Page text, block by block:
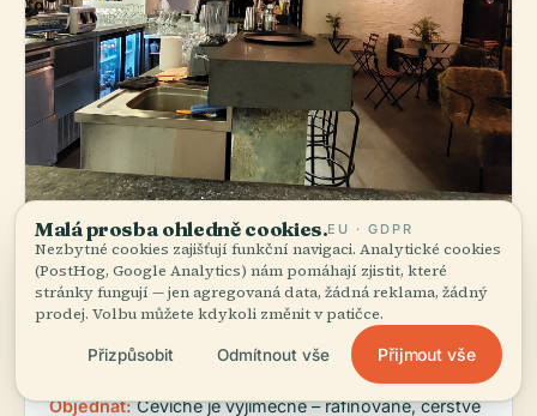
Mandjie Gastro Bar &
Restaurant
FINE DINING
Moderní turecká gastronomie€€star4.8 (264)
Objednat:Ceviche je výjimečné – rafinované, čerstvé
Malá prosba ohledně cookies.EU · GDPR
Nezbytné cookies zajišťují funkční navigaci. Analytické cookies
(PostHog, Google Analytics) nám pomáhají zjistit, které
stránky fungují — jen agregovaná data, žádná reklama, žádný
prodej. Volbu můžete kdykoli změnit v patičce.
Přizpůsobit Odmítnout vše Přijmout vše